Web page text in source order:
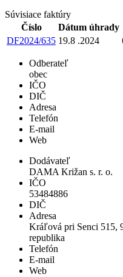
Súvisiace faktúry
Číslo
Dátum úhrady
DF2024/635 19.8 .2024
Odberateľ
obec
IČO
DIČ
Adresa
Telefón
E-mail
Web
Dodávateľ
DAMA Križan s. r. o.
IČO
53484886
DIČ
Adresa
Kráľová pri Senci 515,
republika
Telefón
E-mail
Web